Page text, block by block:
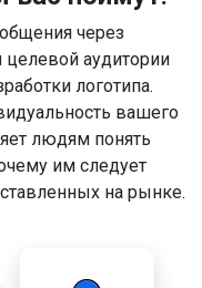
через
аудитории
логотипа.
вашего
людям понять
им следует
на рынке.